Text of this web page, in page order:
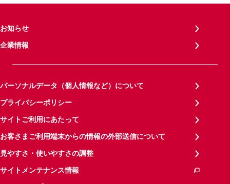
お知らせ
企業情報
パーソナルデータ（個人情報など）について
プライバシーポリシー
サイトご利用にあたって
お客さまご利用端末からの情報の外部送信について
見やすさ・使いやすさの調整
サイトメンテナンス情報